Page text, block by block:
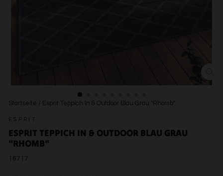
Startseite / Esprit Teppich In & Outdoor Blau Grau "Rhomb"
ESPRIT
ESPRIT TEPPICH IN & OUTDOOR BLAU GRAU
"RHOMB"
16717